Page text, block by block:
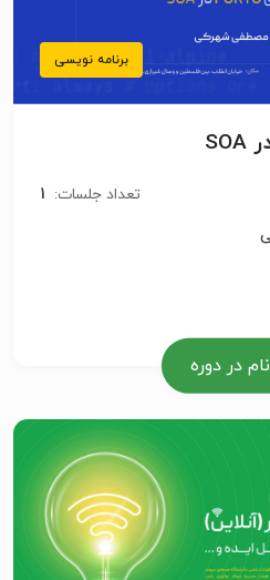
برنامه نویسی
تعداد جلسات: 1
در دوره